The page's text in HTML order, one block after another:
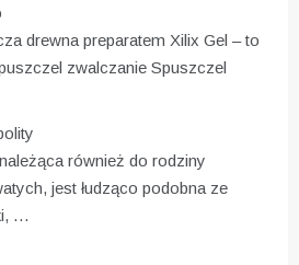
drewna preparatem Xilix Gel – to
zwalczanie Spuszczel
również do rodziny
jest łudząco podobna ze
…